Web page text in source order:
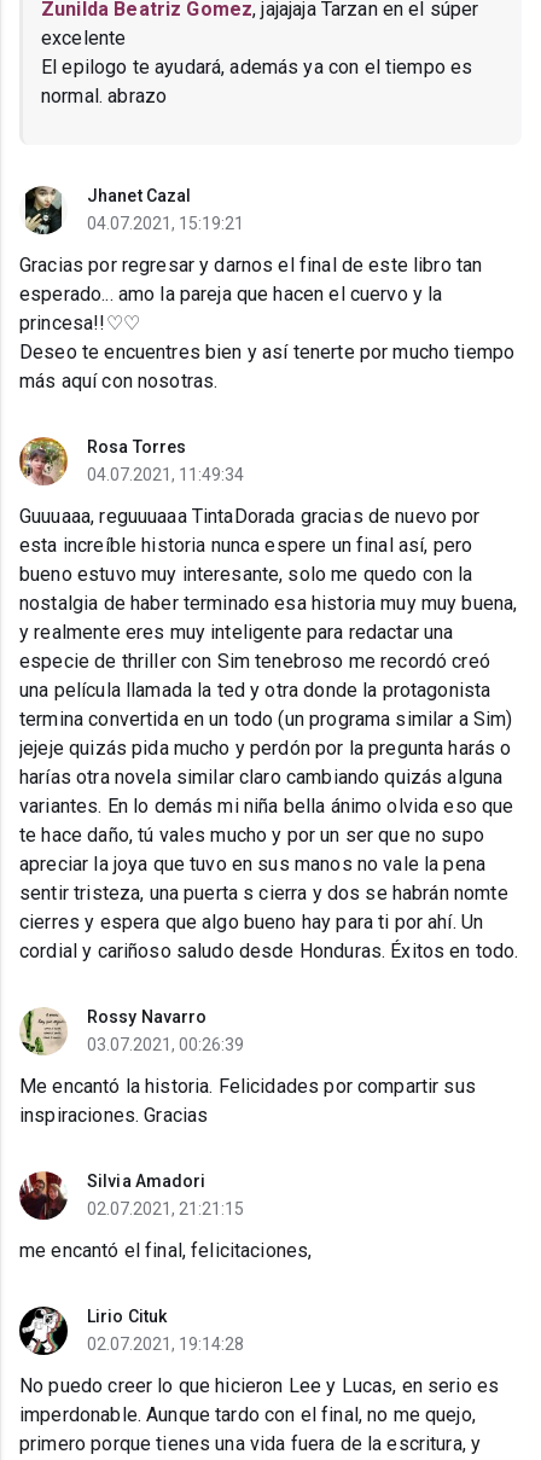
Zunilda Beatriz Gomez, jajajaja Tarzan en el súper
excelente
El epilogo te ayudará, además ya con el tiempo es
normal. abrazo
Jhanet Cazal
04.07.2021, 15:19:21
Gracias por regresar y darnos el final de este libro tan
esperado... amo la pareja que hacen el cuervo y la
princesa!!♡♡
Deseo te encuentres bien y así tenerte por mucho tiempo
más aquí con nosotras.
Rosa Torres
04.07.2021, 11:49:34
Guuuaaa, reguuuaaa TintaDorada gracias de nuevo por
esta increíble historia nunca espere un final así, pero
bueno estuvo muy interesante, solo me quedo con la
nostalgia de haber terminado esa historia muy muy buena,
y realmente eres muy inteligente para redactar una
especie de thriller con Sim tenebroso me recordó creó
una película llamada la ted y otra donde la protagonista
termina convertida en un todo (un programa similar a Sim)
jejeje quizás pida mucho y perdón por la pregunta harás o
harías otra novela similar claro cambiando quizás alguna
variantes. En lo demás mi niña bella ánimo olvida eso que
te hace daño, tú vales mucho y por un ser que no supo
apreciar la joya que tuvo en sus manos no vale la pena
sentir tristeza, una puerta s cierra y dos se habrán nomte
cierres y espera que algo bueno hay para ti por ahí. Un
cordial y cariñoso saludo desde Honduras. Éxitos en todo.
Rossy Navarro
03.07.2021, 00:26:39
Me encantó la historia. Felicidades por compartir sus
inspiraciones. Gracias
Silvia Amadori
02.07.2021, 21:21:15
me encantó el final, felicitaciones,
Lirio Cituk
02.07.2021, 19:14:28
No puedo creer lo que hicieron Lee y Lucas, en serio es
imperdonable. Aunque tardo con el final, no me quejo,
primero porque tienes una vida fuera de la escritura, y